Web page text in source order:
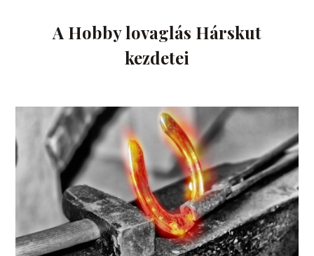
A Hobby lovaglás Hárskut
kezdetei